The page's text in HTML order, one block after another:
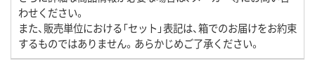
わせください。
また、販売単位における「セット」表記は、箱でのお届けをお約束
するものではありません。あらかじめご了承ください。